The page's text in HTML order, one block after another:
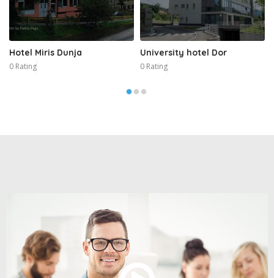
Hotel Miris Dunja
0 Rating
University hotel Dor
0 Rating